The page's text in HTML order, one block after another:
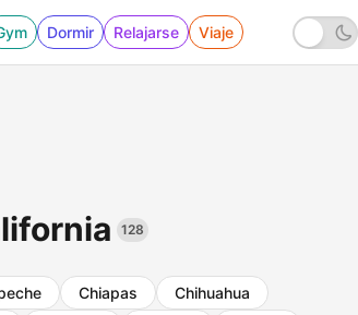
Dormir Relajarse Viaje
128
Chiapas
Chihuahua